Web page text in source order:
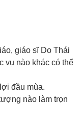
giáo sĩ Do Thái
vụ nào khác có thể
đầu mùa.
nào làm trọn